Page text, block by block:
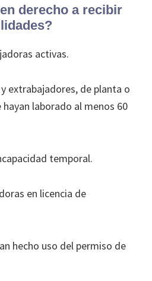
derecho a recibir
activas.
extrabajadores, de planta o
hayan laborado al menos 60
temporal.
en licencia de
hecho uso del permiso de